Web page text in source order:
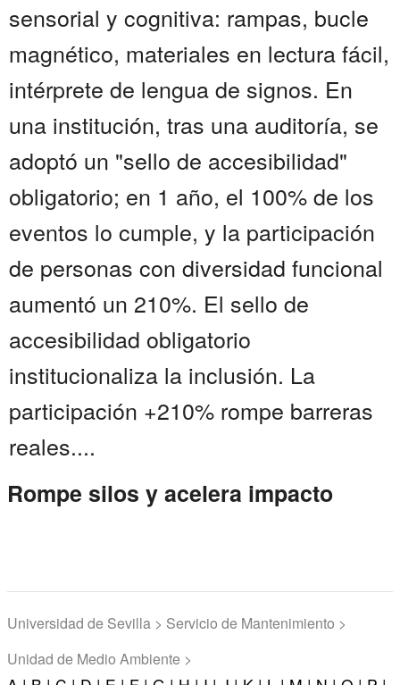
sensorial y cognitiva: rampas, bucle
magnético, materiales en lectura fácil,
intérprete de lengua de signos. En
una institución, tras una auditoría, se
adoptó un "sello de accesibilidad"
obligatorio; en 1 año, el 100% de los
eventos lo cumple, y la participación
de personas con diversidad funcional
aumentó un 210%. El sello de
accesibilidad obligatorio
institucionaliza la inclusión. La
participación +210% rompe barreras
reales....
Rompe silos y acelera impacto
Universidad de Sevilla > Servicio de Mantenimiento >
Unidad de Medio Ambiente >